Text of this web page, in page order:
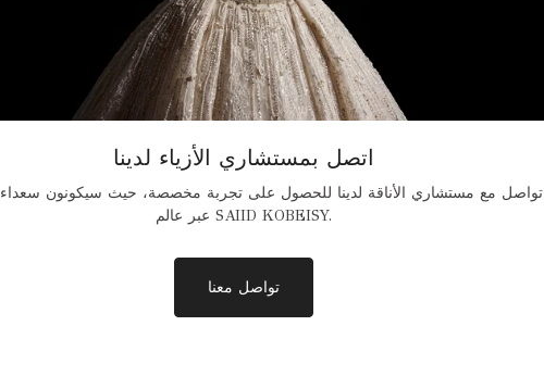
اتصل بمستشاري الأزياء لدينا
تواصل مع مستشاري الأناقة لدينا للحصول على تجربة مخصصة، حيث سيكونون سعداء
عبر عالم SAIID KOBEISY.
تواصل معنا